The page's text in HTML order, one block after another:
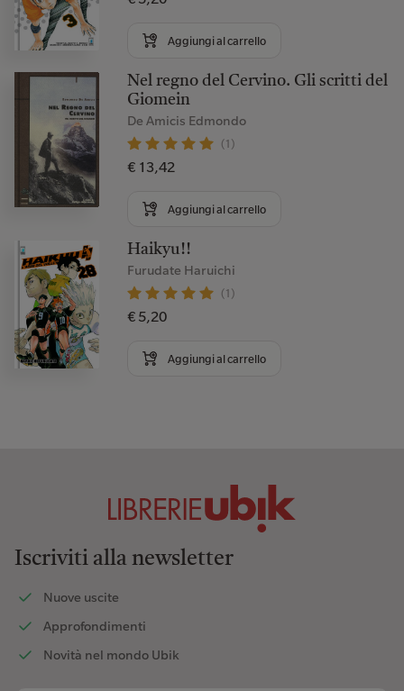
Aggiungi al carrello
Nel regno del Cervino. Gli scritti del
Giomein
De Amicis Edmondo
(1)
€ 13,42
Aggiungi al carrello
Haikyu!!
Furudate Haruichi
(1)
€ 5,20
Aggiungi al carrello
Iscriviti alla newsletter
Nuove uscite
Approfondimenti
Novità nel mondo Ubik